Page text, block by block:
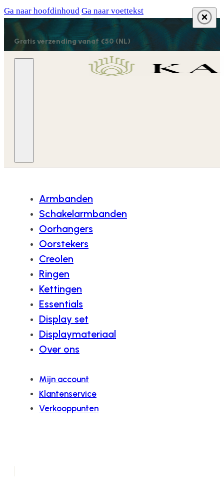
Ga naar hoofdinhoud Ga naar voettekst
Gratis verzending vanaf €50 (NL)
Armbanden
Schakelarmbanden
Oorhangers
Oorstekers
Creolen
Ringen
Kettingen
Essentials
Display set
Displaymateriaal
Over ons
Mijn account
Klantenservice
Verkooppunten